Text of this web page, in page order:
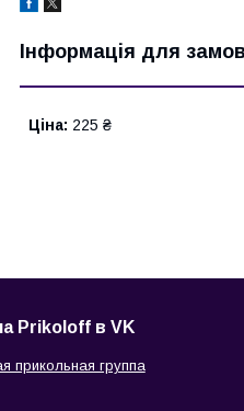
Інформація для
Ціна: 225 ₴
Prikoloff в VK
прикольная группа